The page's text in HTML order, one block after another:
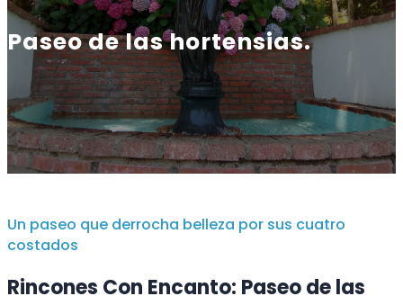
Paseo de las hortensias.
Un paseo que derrocha belleza por sus cuatro
costados
Rincones Con Encanto: Paseo de las